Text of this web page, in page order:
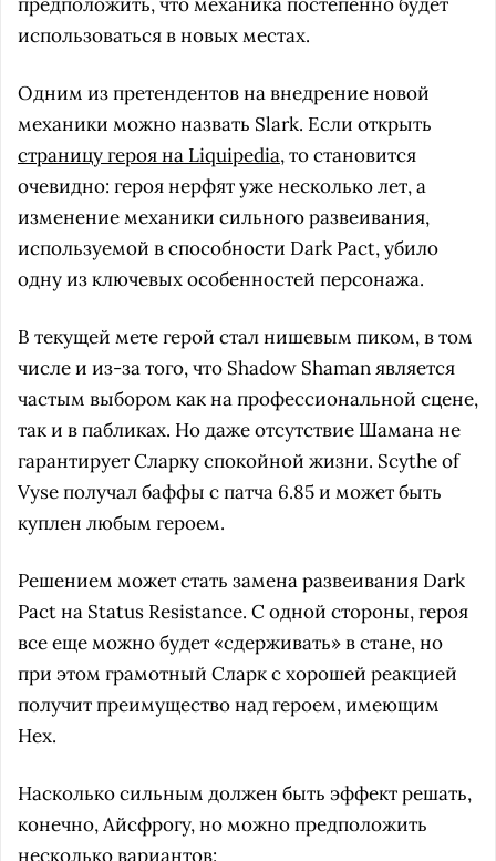
использоваться в новых местах.
Одним из претендентов на внедрение новой
механики можно назвать Slark. Если открыть
страницу героя на Liquipedia, то становится
очевидно: героя нерфят уже несколько лет, а
изменение механики сильного развеивания,
используемой в способности Dark Pact, убило
одну из ключевых особенностей персонажа.
В текущей мете герой стал нишевым пиком, в том
числе и из-за того, что Shadow Shaman является
частым выбором как на профессиональной сцене,
так и в пабликах. Но даже отсутствие Шамана не
гарантирует Сларку спокойной жизни. Scythe of
Vyse получал баффы с патча 6.85 и может быть
куплен любым героем.
Решением может стать замена развеивания Dark
Pact на Status Resistance. С одной стороны, героя
все еще можно будет «сдерживать» в стане, но
при этом грамотный Сларк с хорошей реакцией
получит преимущество над героем, имеющим
Hex.
Насколько сильным должен быть эффект решать,
конечно, Айсфрогу, но можно предположить
несколько вариантов: